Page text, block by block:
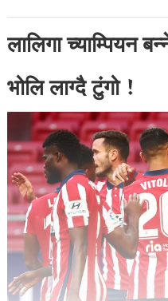
लालिगा च्याम्पियन
भोलि लाग्दै टुंगो !